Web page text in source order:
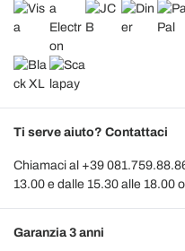
Ti serve aiuto? Contattaci
Chiamaci al +39
13.00 e dalle 15.30 alle 18.00
Garanzia 3 anni